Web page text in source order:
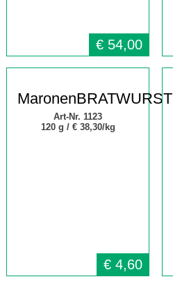
€ 54,00
MaronenBRATWURST
Art-Nr. 1123
120 g / € 38,30/kg
€ 4,60